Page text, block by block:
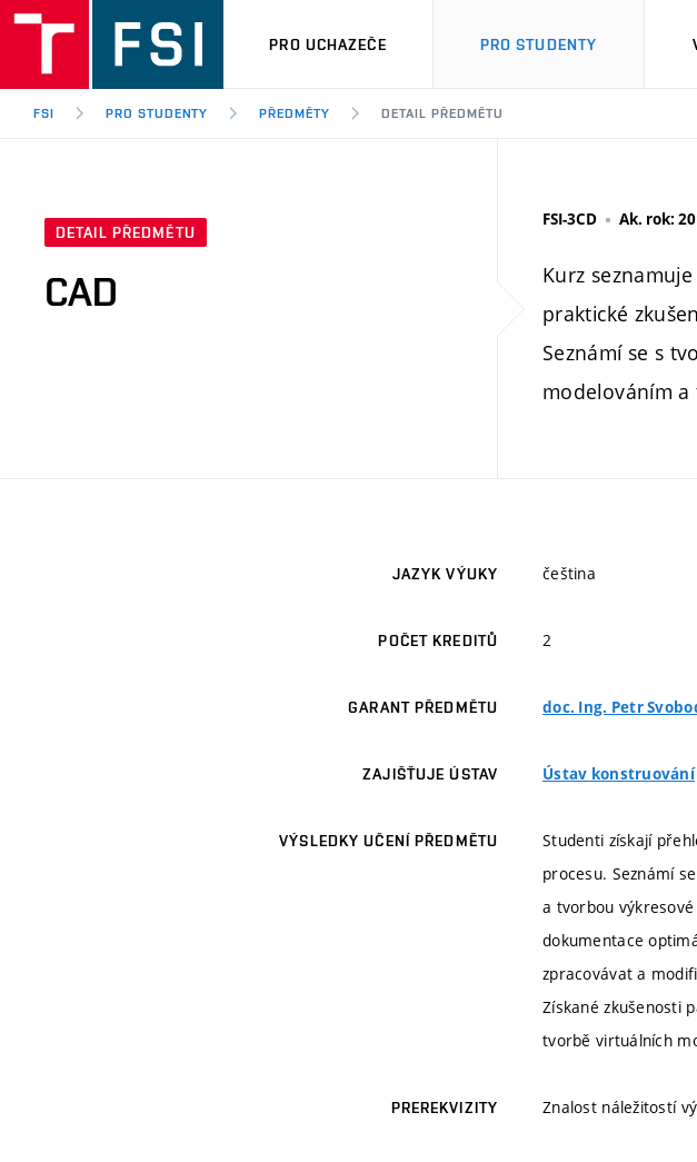
PRO UCHAZEČE PRO STUDENTY
FSI PRO STUDENTY PŘEDMĚTY DETAIL PŘEDMĚTU
DETAIL PŘEDMĚTU
CAD
FSI-3CD Ak. rok:
Kurz
praktické
Seznámí se s
modelováním
JAZYK VÝUKY čeština
POČET KREDITŮ 2
GARANT PŘEDMĚTU doc. Ing. Petr
ZAJIŠŤUJE ÚSTAV Ústav konstruování
VÝSLEDKY UČENÍ PŘEDMĚTU
Studenti získají
procesu. Seznámí
a tvorbou
dokumentace
zpracovávat a
Získané zkušenosti
tvorbě virtuálních
PREREKVIZITY Znalost náležitostí